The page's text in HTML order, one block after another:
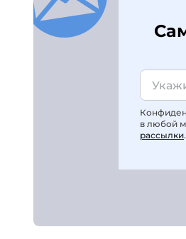
в любой
рассылки.